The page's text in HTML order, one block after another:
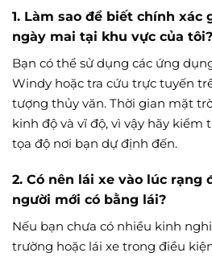
1. Làm sao để biết chính xác
ngày mai tại khu vực của tôi?
Bạn có thể sử dụng các ứng
Windy hoặc tra cứu trực tuyến
tượng thủy văn. Thời gian mặt
kinh độ và vĩ độ, vì vậy hãy kiểm
tọa độ nơi bạn dự định đến.
2. Có nên lái xe vào lúc rạng
người mới có bằng lái?
Nếu bạn chưa có nhiều kinh
trường hoặc lái xe trong điều